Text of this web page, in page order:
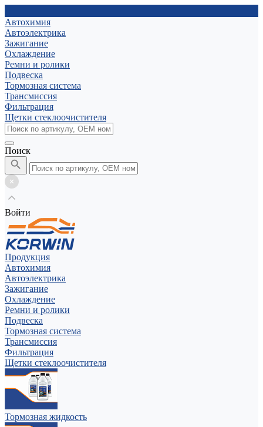
Автохимия
Автоэлектрика
Зажигание
Охлаждение
Ремни и ролики
Подвеска
Тормозная система
Трансмиссия
Фильтрация
Щетки стеклоочистителя
Поиск
Войти
Продукция
Автохимия
Автоэлектрика
Зажигание
Охлаждение
Ремни и ролики
Подвеска
Тормозная система
Трансмиссия
Фильтрация
Щетки стеклоочистителя
Тормозная жидкость